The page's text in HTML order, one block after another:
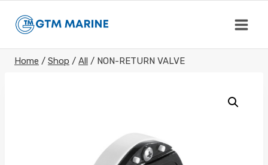
Home / Shop / All / NON-RETURN VALVE